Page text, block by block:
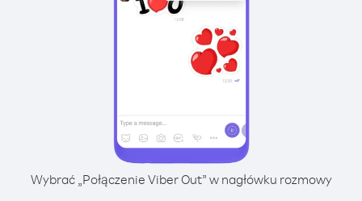
Wybrać „Połączenie Viber Out” w nagłówku rozmowy